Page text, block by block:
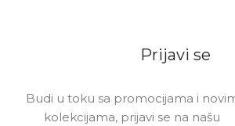
Prijavi se
Budi u toku sa promocijama i
kolekcijama, prijavi se na našu